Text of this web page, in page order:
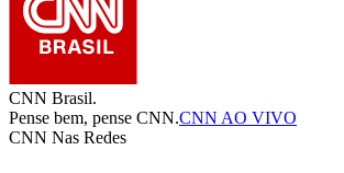
CNN Brasil.
Pense bem, pense CNN.CNN AO VIVO
CNN Nas Redes